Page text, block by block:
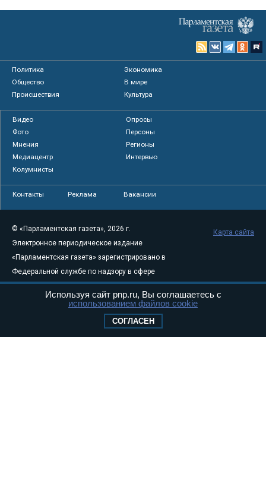
Политика
Экономика
Общество
В мире
Происшествия
Культура
Видео
Опросы
Фото
Персоны
Мнения
Регионы
Медиацентр
Интервью
Колумнисты
Контакты Реклама Вакансии
© «Парламентская газета», 2026 г.
Электронное периодическое издание
«Парламентская газета» зарегистрировано в
Федеральной службе по надзору в сфере
связи, информационных технологий и
массовых коммуникаций (Роскомнадзор) 05
Свидетельство о регистрации Эл № ФС77-
Карта сайта
Используя сайт pnp.ru, Вы соглашаетесь с
использованием файлов cookie
СОГЛАСЕН